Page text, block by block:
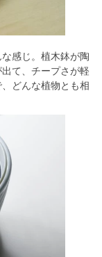
感じ。植木鉢が陶
て、チープさが軽
どんな植物とも相